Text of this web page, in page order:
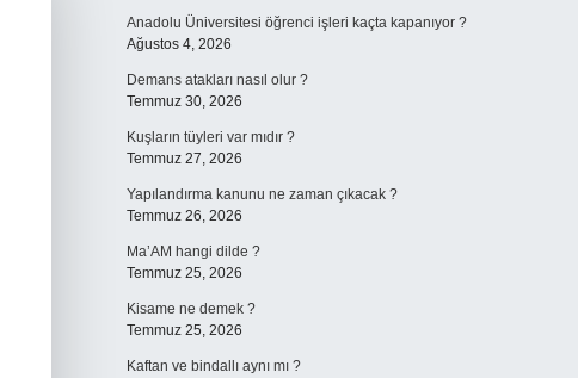
Anadolu Üniversitesi öğrenci işleri kaçta kapanıyor ?
Ağustos 4, 2026
Demans atakları nasıl olur ?
Temmuz 30, 2026
Kuşların tüyleri var mıdır ?
Temmuz 27, 2026
Yapılandırma kanunu ne zaman çıkacak ?
Temmuz 26, 2026
Ma’AM hangi dilde ?
Temmuz 25, 2026
Kisame ne demek ?
Temmuz 25, 2026
Kaftan ve bindallı aynı mı ?